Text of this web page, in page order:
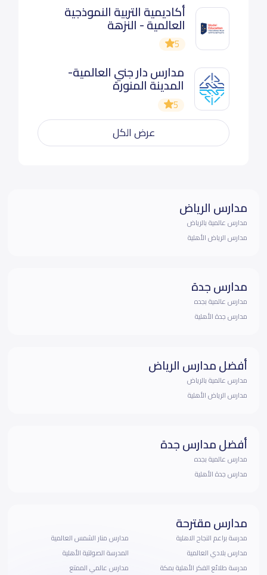
أكاديمية التربية النموذجية
العالمية - النزهة
5
مدارس دار جني العالمية-
المدينة المنورة
5
عرض الكل
مدارس الرياض
مدارس عالمية بالرياض
مدارس الرياض الأهلية
مدارس جدة
مدارس عالمية بجده
مدارس جدة الأهلية
أفضل مدارس الرياض
مدارس عالمية بالرياض
مدارس الرياض الأهلية
أفضل مدارس جدة
مدارس عالمية بجده
مدارس جدة الأهلية
مدارس مقترحة
مدرسة براعم النجاح الاهلية
مدارس بلادي العالمية
مدرسة طلائع الفكر الأهلية بمكة
مدارس منار الشمس العالمية
المدرسة الصولتية الأهلية
مدارس عالمي الممتع